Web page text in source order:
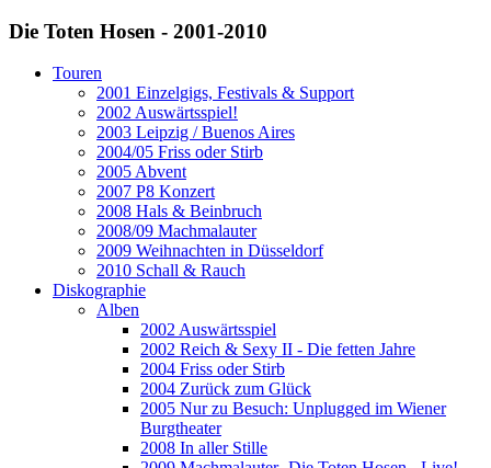
Die Toten Hosen - 2001-2010
Touren
2001 Einzelgigs, Festivals & Support
2002 Auswärtsspiel!
2003 Leipzig / Buenos Aires
2004/05 Friss oder Stirb
2005 Abvent
2007 P8 Konzert
2008 Hals & Beinbruch
2008/09 Machmalauter
2009 Weihnachten in Düsseldorf
2010 Schall & Rauch
Diskographie
Alben
2002 Auswärtsspiel
2002 Reich & Sexy II - Die fetten Jahre
2004 Friss oder Stirb
2004 Zurück zum Glück
2005 Nur zu Besuch: Unplugged im Wiener
Burgtheater
2008 In aller Stille